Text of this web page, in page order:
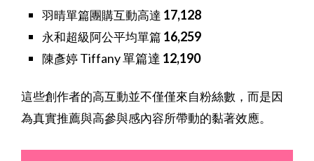
羽晴單篇團購互動高達 17,128
永和超級阿公平均單篇 16,259
陳彥婷Tiffany 單篇達 12,190
這些創作者的高互動並不僅僅來自粉絲數，而是因
為真實推薦與高參與感內容所帶動的黏著效應。